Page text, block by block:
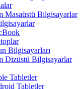
Masaüstü Bilgisayarlar
Bilgisayarları
Dizüstü Bilgisayarlar
Tabletler
Tabletler